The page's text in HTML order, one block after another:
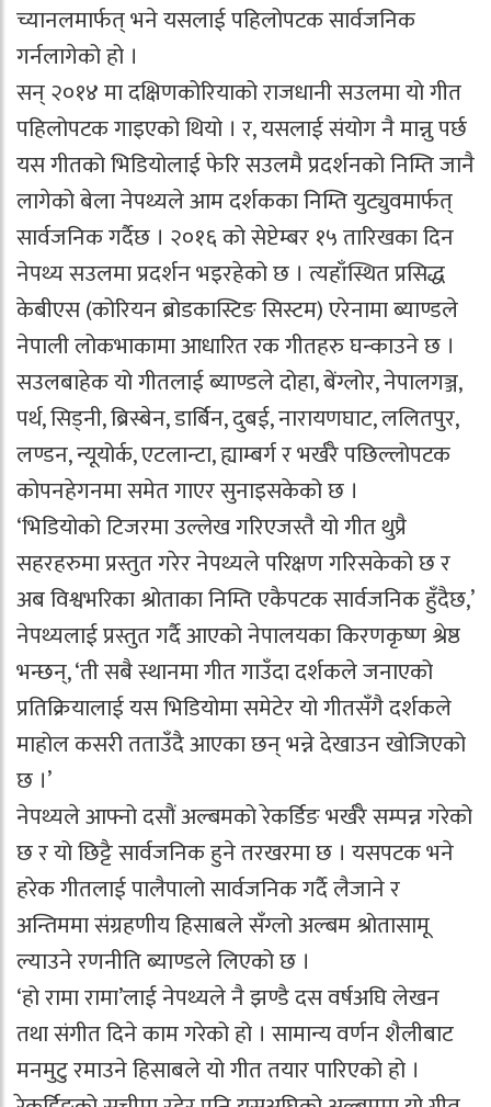
च्यानलमार्फत् भने यसलाई पहिलोपटक सार्वजनिक
गर्नलागेको हो ।
सन् २०१४ मा दक्षिणकोरियाको राजधानी सउलमा यो गीत
पहिलोपटक गाइएको थियो । र, यसलाई संयोग नै मान्नु पर्छ
यस गीतको भिडियोलाई फेरि सउलमै प्रदर्शनको निम्ति जानै
लागेको बेला नेपथ्यले आम दर्शकका निम्ति युट्युवमार्फत्
सार्वजनिक गर्दैछ । २०१६ को सेप्टेम्बर १५ तारिखका दिन
नेपथ्य सउलमा प्रदर्शन भइरहेको छ । त्यहाँस्थित प्रसिद्ध
केबीएस (कोरियन ब्रोडकास्टिङ सिस्टम) एरेनामा ब्याण्डले
नेपाली लोकभाकामा आधारित रक गीतहरु घन्काउने छ ।
सउलबाहेक यो गीतलाई ब्याण्डले दोहा, बेंग्लोर, नेपालगञ्ज,
पर्थ, सिड्नी, ब्रिस्बेन, डार्बिन, दुबई, नारायणघाट, ललितपुर,
लण्डन, न्यूयोर्क, एटलान्टा, ह्याम्बर्ग र भर्खरै पछिल्लोपटक
कोपनहेगनमा समेत गाएर सुनाइसकेको छ ।
‘भिडियोको टिजरमा उल्लेख गरिएजस्तै यो गीत थुप्रै
सहरहरुमा प्रस्तुत गरेर नेपथ्यले परिक्षण गरिसकेको छ र
अब विश्वभरिका श्रोताका निम्ति एकैपटक सार्वजनिक हुँदैछ,’
नेपथ्यलाई प्रस्तुत गर्दै आएको नेपालयका किरणकृष्ण श्रेष्ठ
भन्छन्, ‘ती सबै स्थानमा गीत गाउँदा दर्शकले जनाएको
प्रतिक्रियालाई यस भिडियोमा समेटेर यो गीतसँगै दर्शकले
माहोल कसरी तताउँदै आएका छन् भन्ने देखाउन खोजिएको
छ ।’
नेपथ्यले आफ्नो दसौं अल्बमको रेकर्डिङ भर्खरै सम्पन्न गरेको
छ र यो छिट्टै सार्वजनिक हुने तरखरमा छ । यसपटक भने
हरेक गीतलाई पालैपालो सार्वजनिक गर्दै लैजाने र
अन्तिममा संग्रहणीय हिसाबले सँग्लो अल्बम श्रोतासामू
ल्याउने रणनीति ब्याण्डले लिएको छ ।
‘हो रामा रामा’लाई नेपथ्यले नै झण्डै दस वर्षअघि लेखन
तथा संगीत दिने काम गरेको हो । सामान्य वर्णन शैलीबाट
मनमुटु रमाउने हिसाबले यो गीत तयार पारिएको हो ।